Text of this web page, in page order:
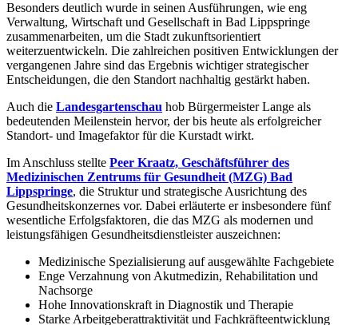
Besonders deutlich wurde in seinen Ausführungen, wie eng
Verwaltung, Wirtschaft und Gesellschaft in Bad Lippspringe
zusammenarbeiten, um die Stadt zukunftsorientiert
weiterzuentwickeln. Die zahlreichen positiven Entwicklungen der
vergangenen Jahre sind das Ergebnis wichtiger strategischer
Entscheidungen, die den Standort nachhaltig gestärkt haben.
Auch die Landesgartenschau hob Bürgermeister Lange als
bedeutenden Meilenstein hervor, der bis heute als erfolgreicher
Standort- und Imagefaktor für die Kurstadt wirkt.
Im Anschluss stellte Peer Kraatz, Geschäftsführer des
Medizinischen Zentrums für Gesundheit (MZG) Bad
Lippspringe, die Struktur und strategische Ausrichtung des
Gesundheitskonzernes vor. Dabei erläuterte er insbesondere fünf
wesentliche Erfolgsfaktoren, die das MZG als modernen und
leistungsfähigen Gesundheitsdienstleister auszeichnen:
Medizinische Spezialisierung auf ausgewählte Fachgebiete
Enge Verzahnung von Akutmedizin, Rehabilitation und
Nachsorge
Hohe Innovationskraft in Diagnostik und Therapie
Starke Arbeitgeberattraktivität und Fachkräfteentwicklung